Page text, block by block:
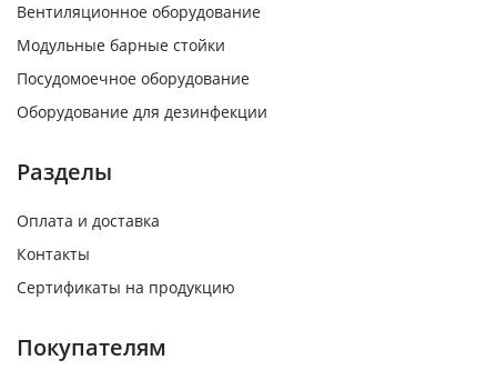
Вентиляционное оборудование
Модульные барные стойки
Посудомоечное оборудование
Оборудование для дезинфекции
Разделы
Оплата и доставка
Контакты
Сертификаты на продукцию
Покупателям